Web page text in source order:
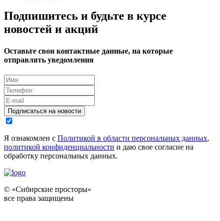
Подпишитесь и будьте в курсе
новостей и акций
Оставьте свои контактные данные, на которые
отправлять уведомления
Подписаться на новости
Я ознакомлен с Политикой в области персональных данных,
политикой конфиденциальности и даю свое согласие на
обработку персональных данных.
© «Сибирские просторы»
все права защищены